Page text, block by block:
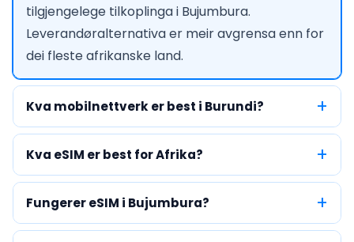
tilgjengelege tilkoplinga i Bujumbura.
Leverandøralternativa er meir avgrensa enn for
dei fleste afrikanske land.
Kva mobilnettverk er best i Burundi?
Kva eSIM er best for Afrika?
Fungerer eSIM i Bujumbura?